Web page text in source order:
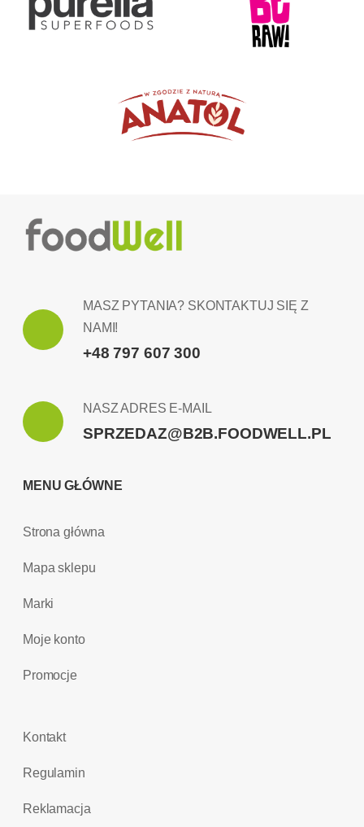
MASZ PYTANIA? SKONTAKTUJ SIĘ Z
NAMI!
+48 797 607 300
NASZ ADRES E-MAIL
SPRZEDAZ@B2B.FOODWELL.PL
MENU GŁÓWNE
Strona główna
Mapa sklepu
Marki
Moje konto
Promocje
Kontakt
Regulamin
Reklamacja